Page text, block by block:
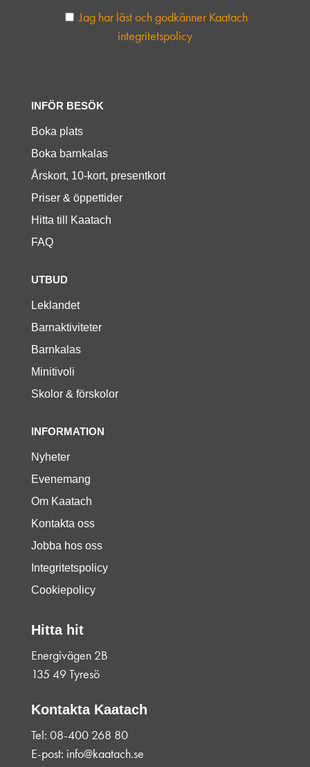
Jag har läst och godkänner Kaatach
integritetspolicy
INFÖR BESÖK
Boka plats
Boka barnkalas
Årskort, 10-kort, presentkort
Priser & öppettider
Hitta till Kaatach
FAQ
UTBUD
Leklandet
Barnaktiviteter
Barnkalas
Minitivoli
Skolor & förskolor
INFORMATION
Nyheter
Evenemang
Om Kaatach
Kontakta oss
Jobba hos oss
Integritetspolicy
Cookiepolicy
Hitta hit
Energivägen 2B
135 49 Tyresö
Kontakta Kaatach
Tel: 08-400 268 80
E-post: info@kaatach.se